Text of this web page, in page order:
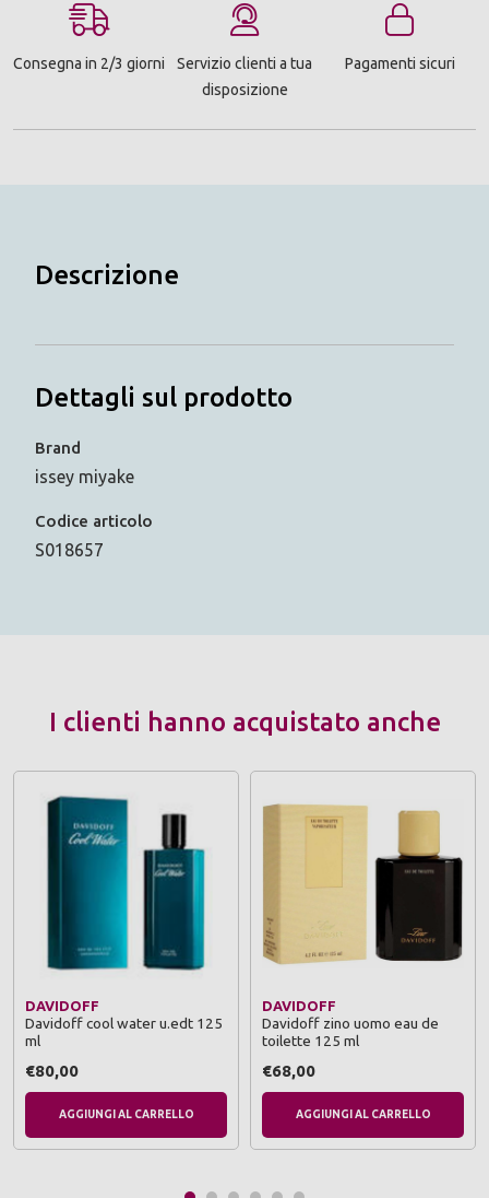
Consegna in 2/3 giorni
Servizio clienti a tua
disposizione
Pagamenti sicuri
Descrizione
Dettagli sul prodotto
Brand
issey miyake
Codice articolo
S018657
I clienti hanno acquistato anche
DAVIDOFF
Davidoff cool water u.edt 125
ml
€80,00
AGGIUNGI AL CARRELLO
DAVIDOFF
Davidoff zino uomo eau de
toilette 125 ml
€68,00
AGGIUNGI AL CARRELLO